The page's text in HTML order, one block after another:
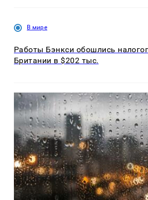
В мире
Работы Бэнкси обошлись
Британии в $202 тыс.